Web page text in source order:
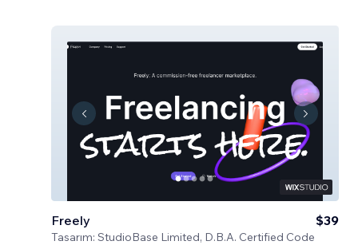
Freely
Tasarım: StudioBase Limited, D.B.A. Certified Code
$39